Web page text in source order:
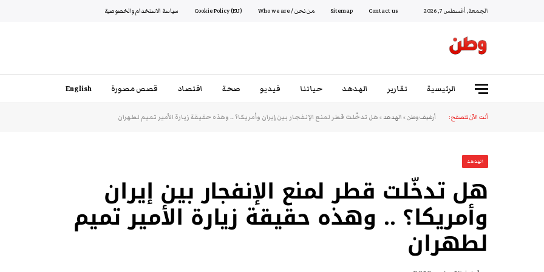
الجمعة, أغسطس 7, 2026 Contact us
Sitemap من نحن / Who we are Cookie Policy (EU) سياسة الاستخدام والخصوصية
الرئيسية تقارير الهدهد حياتنا فيديو صحة اقتصاد قصص مصورة English
أنت الآن تتصفح: أرشيف وطن»الهدهد»هل تدخّلت قطر لمنع الإنفجار بين إيران وأمريكا؟ .. وهذه حقيقة زيارة الأمير تميم لطهران
الهدهد
هل تدخّلت قطر لمنع الإنفجار بين إيران
وأمريكا؟ .. وهذه حقيقة زيارة الأمير تميم
لطهران